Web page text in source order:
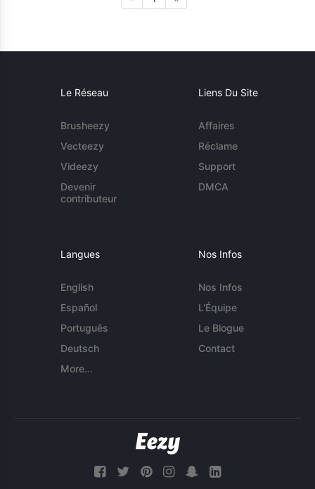
Le Réseau
Brusheezy
Vecteezy
Videezy
Devenir
contributeur
Liens Du Site
Affaires
Réclame
Support
DMCA
Langues
English
Español
Português
Deutsch
More...
Nos Infos
Nos Infos
L'Équipe
Le Blogue
Contact